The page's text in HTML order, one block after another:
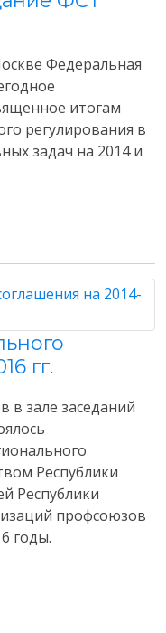
Федеральная
итогам
регулирования в
задач на 2014 и
гг.
в зале заседаний
Республики
Республики
профсоюзов
годы.